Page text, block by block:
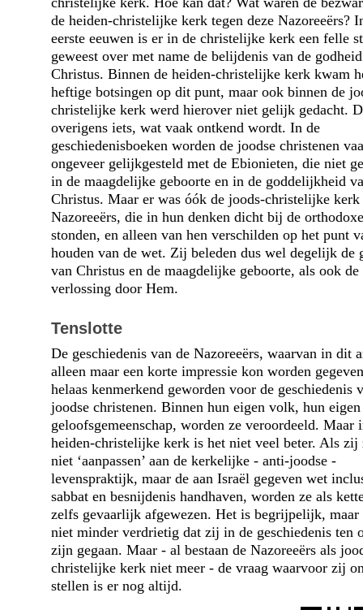
de heiden-christelijke kerk tegen deze Nazoreeërs?
eerste eeuwen is er in de christelijke kerk een felle
geweest over met name de belijdenis van de
Christus. Binnen de heiden-christelijke kerk kwam
heftige botsingen op dit punt, maar ook binnen de
christelijke kerk werd hierover niet gelijk gedacht.
overigens iets, wat vaak ontkend wordt. In de
geschiedenisboeken worden de joodse christenen
ongeveer gelijkgesteld met de Ebionieten, die niet
in de maagdelijke geboorte en in de goddelijkheid
Christus. Maar er was óók de joods-christelijke kerk
Nazoreeërs, die in hun denken dicht bij de
stonden, en alleen van hen verschilden op het punt
houden van de wet. Zij beleden dus wel degelijk de
van Christus en de maagdelijke geboorte, als ook de
verlossing door Hem.
Tenslotte
De geschiedenis van de Nazoreeërs, waarvan in dit
alleen maar een korte impressie kon worden
helaas kenmerkend geworden voor de geschiedenis
joodse christenen. Binnen hun eigen volk, hun eigen
geloofsgemeenschap, worden ze veroordeeld. Maar
heiden-christelijke kerk is het niet veel beter. Als zij
niet ‘aanpassen’ aan de kerkelijke - anti-joodse -
levenspraktijk, maar de aan Israël gegeven wet
sabbat en besnijdenis handhaven, worden ze als
zelfs gevaarlijk afgewezen. Het is begrijpelijk, maar
niet minder verdrietig dat zij in de geschiedenis ten
zijn gegaan. Maar - al bestaan de Nazoreeërs als
christelijke kerk niet meer - de vraag waarvoor zij
stellen is er nog altijd.